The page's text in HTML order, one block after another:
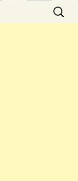
Szukaj: